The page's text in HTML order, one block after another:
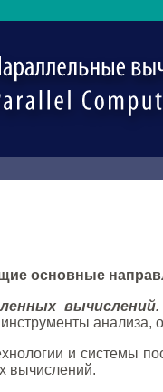
основные
вычислений.
анализа,
и системы
вычислений.